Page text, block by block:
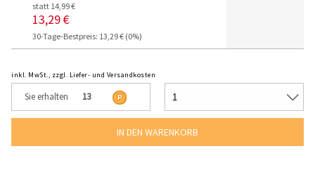
statt 14,99 €
13,29 €
30-Tage-Bestpreis: 13,29 € (0%)
inkl. MwSt., zzgl. Liefer- und Versandkosten
Sie erhalten 13